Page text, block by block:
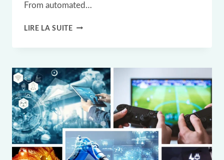
From automated…
LIRE LA SUITEÉTUDE
RFID
:
LES
MAGASINS
UNIQLO
GLOBAL
STORES